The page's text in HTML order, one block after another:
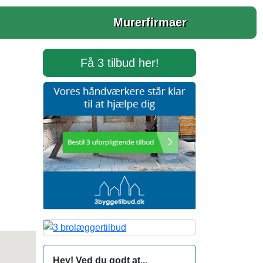
Murerfirmaer
Få 3 tilbud her!
Hey! Ved du godt at...